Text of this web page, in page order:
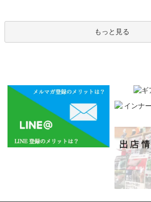
もっと見る